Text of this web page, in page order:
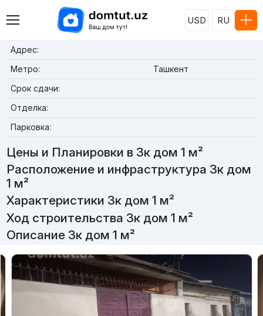
USD RU
Адрес:
Метро:
Ташкент
Срок сдачи:
Отделка:
Парковка:
Цены и Планировки в 3к дом 1 м²
Расположение и инфраструктура 3к дом
1 м²
Характеристики 3к дом 1 м²
Ход строительства 3к дом 1 м²
Описание 3к дом 1 м²